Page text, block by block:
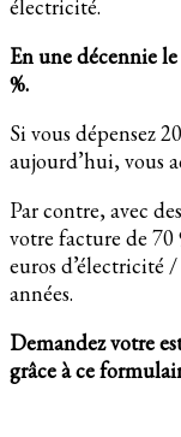
électricité.
En une décennie
%.
Si vous dépensez
aujourd’hui, vous
Par contre, avec
votre facture de 70
euros d’électricité
années.
Demandez votre
grâce à ce